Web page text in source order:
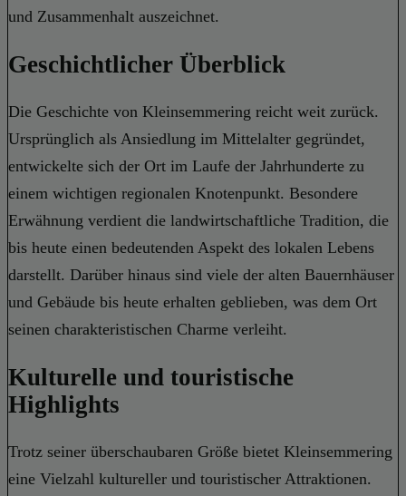
und Zusammenhalt auszeichnet.
Geschichtlicher Überblick
Die Geschichte von Kleinsemmering reicht weit zurück.
Ursprünglich als Ansiedlung im Mittelalter gegründet,
entwickelte sich der Ort im Laufe der Jahrhunderte zu
einem wichtigen regionalen Knotenpunkt. Besondere
Erwähnung verdient die landwirtschaftliche Tradition, die
bis heute einen bedeutenden Aspekt des lokalen Lebens
darstellt. Darüber hinaus sind viele der alten Bauernhäuser
und Gebäude bis heute erhalten geblieben, was dem Ort
seinen charakteristischen Charme verleiht.
Kulturelle und touristische
Highlights
Trotz seiner überschaubaren Größe bietet Kleinsemmering
eine Vielzahl kultureller und touristischer Attraktionen.